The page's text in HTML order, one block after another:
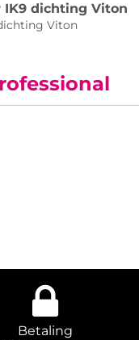
IK9 dichting Viton
Viton
fessional
Betaling